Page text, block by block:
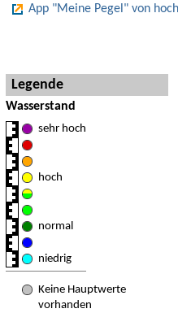
App "Meine Pegel" von
Legende
Wasserstand
sehr hoch
hoch
normal
niedrig
Keine Hauptwerte
vorhanden